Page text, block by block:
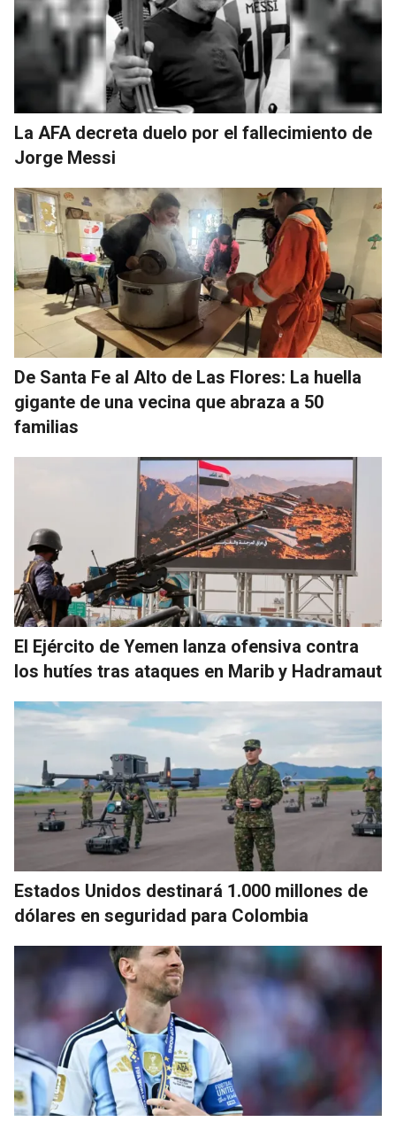
La AFA decreta duelo por el fallecimiento de
Jorge Messi
De Santa Fe al Alto de Las Flores: La huella
gigante de una vecina que abraza a 50
familias
El Ejército de Yemen lanza ofensiva contra
los hutíes tras ataques en Marib y Hadramaut
Estados Unidos destinará 1.000 millones de
dólares en seguridad para Colombia